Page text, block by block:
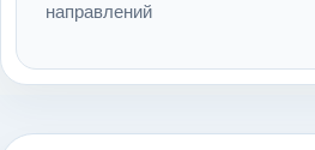
направлений